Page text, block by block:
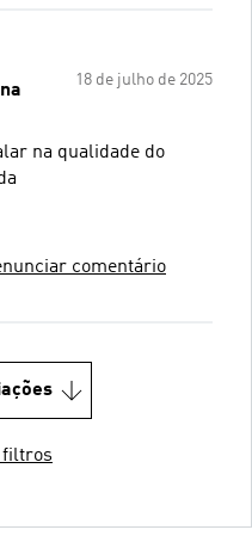
18 de julho de 2025
na qualidade do
comentário
filtros